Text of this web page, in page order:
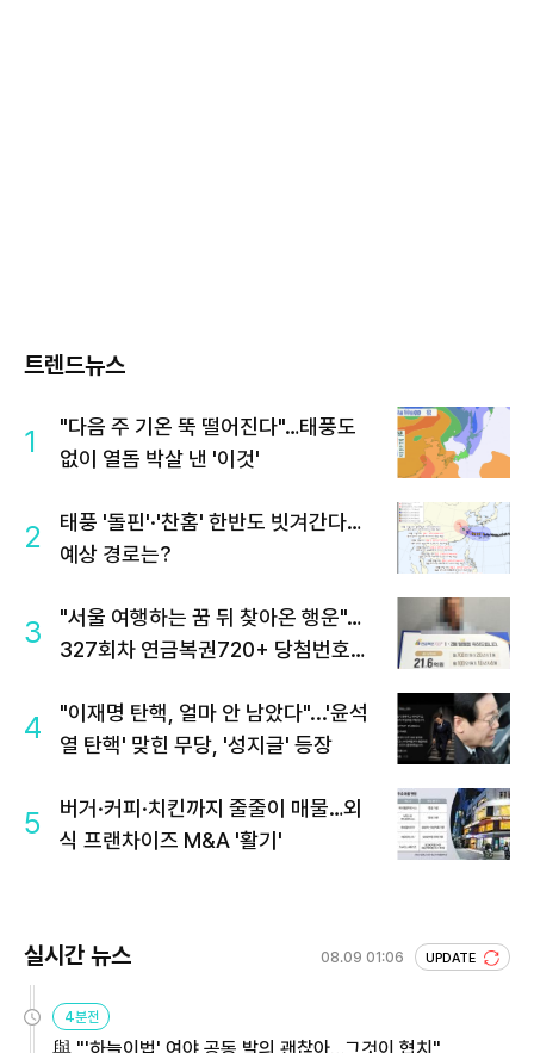
트렌드뉴스
1
"다음 주 기온 뚝 떨어진다"…태풍도
없이 열돔 박살 낸 '이것'
2
태풍 '돌핀'·'찬홈' 한반도 빗겨간다…
예상 경로는?
3
"서울 여행하는 꿈 뒤 찾아온 행운"…
327회차 연금복권720+ 당첨번호조
4
"이재명 탄핵, 얼마 안 남았다"...'윤석
열 탄핵' 맞힌 무당, '성지글' 등장
5
버거·커피·치킨까지 줄줄이 매물…외
식 프랜차이즈 M&A '활기'
실시간 뉴스 08.09 01:06 UPDATE
4분전
與 "'하늘이법' 여야 공동 발의 괜찮아…그것이 협치"